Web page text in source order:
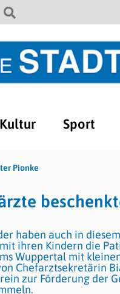
Kultur Sport
Pionke
haben auch in
ihren Kindern die
Wuppertal mit
Chefarztsekretärin
zur Förderung der